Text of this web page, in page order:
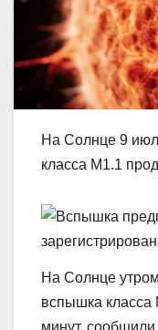
На Солнце 9
класса M1.1
На Солнце
вспышка класса
минут,